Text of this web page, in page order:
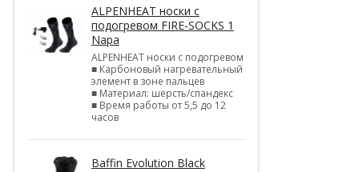
ALPENHEAT носки с
подогревом FIRE-SOCKS 1
Napa
ALPENHEAT носки с подогревом
■ Карбоновый нагревательный
элемент в зоне пальцев
■ Материал: шерсть/спандекс
■ Время работы от 5,5 до 12
часов
Baffin Evolution Black